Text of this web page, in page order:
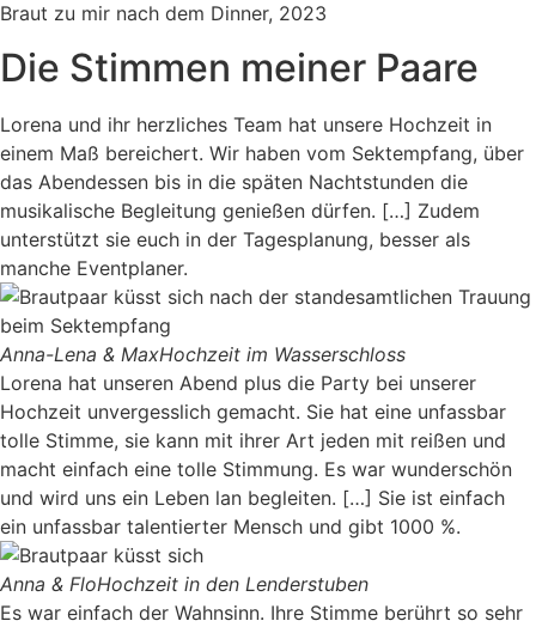
Braut zu mir nach dem Dinner, 2023
Die Stimmen meiner Paare
Lorena und ihr herzliches Team hat unsere Hochzeit in
einem Maß bereichert. Wir haben vom Sektempfang, über
das Abendessen bis in die späten Nachtstunden die
musikalische Begleitung genießen dürfen. […] Zudem
unterstützt sie euch in der Tagesplanung, besser als
manche Eventplaner.
Anna-Lena & MaxHochzeit im Wasserschloss
Lorena hat unseren Abend plus die Party bei unserer
Hochzeit unvergesslich gemacht. Sie hat eine unfassbar
tolle Stimme, sie kann mit ihrer Art jeden mit reißen und
macht einfach eine tolle Stimmung. Es war wunderschön
und wird uns ein Leben lan begleiten. […] Sie ist einfach
ein unfassbar talentierter Mensch und gibt 1000 %.
Anna & FloHochzeit in den Lenderstuben
Es war einfach der Wahnsinn. Ihre Stimme berührt so sehr